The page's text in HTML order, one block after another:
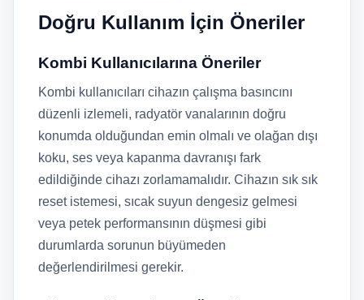
Doğru Kullanım İçin Öneriler
Kombi Kullanıcılarına Öneriler
Kombi kullanıcıları cihazın çalışma basıncını
düzenli izlemeli, radyatör vanalarının doğru
konumda olduğundan emin olmalı ve olağan dışı
koku, ses veya kapanma davranışı fark
edildiğinde cihazı zorlamamalıdır. Cihazın sık sık
reset istemesi, sıcak suyun dengesiz gelmesi
veya petek performansının düşmesi gibi
durumlarda sorunun büyümeden
değerlendirilmesi gerekir.